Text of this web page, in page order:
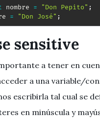
nombre = "Don Pepito" ;
= "Don José" ;
sensitive
a tener en
a una variable/
escribirla tal cual se
en minúscula y